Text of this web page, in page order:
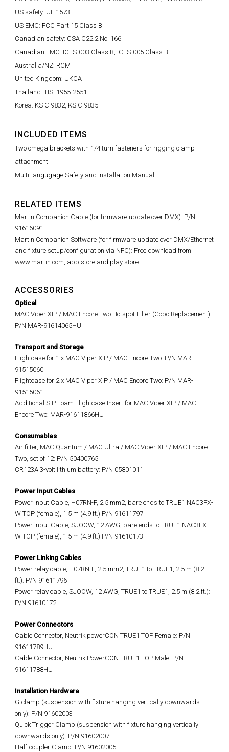
US safety: UL 1573
US EMC: FCC Part 15 Class B
Canadian safety: CSA C22.2 No. 166
Canadian EMC: ICES-003 Class B, ICES-005 Class B
Australia/NZ: RCM
United Kingdom: UKCA
Thailand: TISI 1955-2551
Korea: KS C 9832, KS C 9835
INCLUDED ITEMS
Two omega brackets with 1/4 turn fasteners for rigging clamp
attachment
Multi-langugage Safety and Installation Manual
RELATED ITEMS
Martin Companion Cable (for firmware update over DMX): P/N
91616091
Martin Companion Software (for firmware update over DMX/Ethernet
and fixture setup/configuration via NFC): Free download from
www.martin.com, app store and play store
ACCESSORIES
Optical
MAC Viper XIP / MAC Encore Two Hotspot Filter (Gobo Replacement):
P/N MAR-91614065HU
Transport and Storage
Flightcase for 1 x MAC Viper XIP / MAC Encore Two: P/N MAR-
91515060
Flightcase for 2 x MAC Viper XIP / MAC Encore Two: P/N MAR-
91515061
Additional SiP Foam Flightcase Insert for MAC Viper XIP / MAC
Encore Two: MAR-91611866HU
Consumables
Air filter, MAC Quantum / MAC Ultra / MAC Viper XIP / MAC Encore
Two, set of 12: P/N 50400765
CR123A 3-volt lithium battery: P/N 05801011
Power Input Cables
Power Input Cable, H07RN-F, 2.5 mm2, bare ends to TRUE1 NAC3FX-
W TOP (female), 1.5 m (4.9 ft.) P/N 91611797
Power Input Cable, SJOOW, 12 AWG, bare ends to TRUE1 NAC3FX-
W TOP (female), 1.5 m (4.9 ft.) P/N 91610173
Power Linking Cables
Power relay cable, H07RN-F, 2.5 mm2, TRUE1 to TRUE1, 2.5 m (8.2
ft.): P/N 91611796
Power relay cable, SJOOW, 12 AWG, TRUE1 to TRUE1, 2.5 m (8.2 ft.):
P/N 91610172
Power Connectors
Cable Connector, Neutrik powerCON TRUE1 TOP Female: P/N
91611789HU
Cable Connector, Neutrik PowerCON TRUE1 TOP Male: P/N
91611788HU
Installation Hardware
G-clamp (suspension with fixture hanging vertically downwards
only): P/N 91602003
Quick Trigger Clamp (suspension with fixture hanging vertically
downwards only): P/N 91602007
Half-coupler Clamp: P/N 91602005